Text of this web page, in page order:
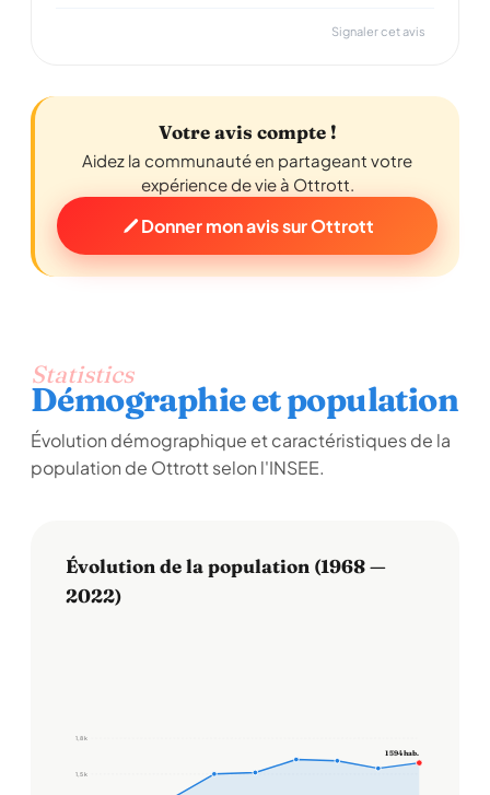
Signaler cet avis
Votre avis compte !
Aidez la communauté en partageant votre
expérience de vie à Ottrott.
Donner mon avis sur Ottrott
Statistics
Démographie et population
Évolution démographique et caractéristiques de la
population de Ottrott selon l'INSEE.
Évolution de la population (1968 —
2022)
1,5 k
1,8 k
1 594 hab.